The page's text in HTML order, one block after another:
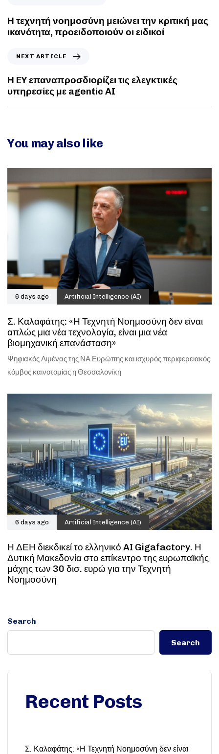
Η τεχνητή νοημοσύνη μειώνει την κριτική μας
ικανότητα, προειδοποιούν οι ειδικοί
NEXT ARTICLE
Η EY επαναπροσδιορίζει τις ελεγκτικές
υπηρεσίες με agentic AI
You may also like
6 days ago Artificial Intelligence (AI)
Σ. Καλαφάτης: «Η Τεχνητή Νοημοσύνη δεν είναι
απλώς μια νέα τεχνολογία, είναι μια νέα
βιομηχανική επανάσταση»
Ψηφιακός Λιμένας της ΝΑ Ευρώπης και ισχυρός περιφερειακός
κόμβος καινοτομίας η Θεσσαλονίκη
6 days ago Artificial Intelligence (AI)
Η ΔΕΗ διεκδικεί το ελληνικό AI Gigafactory. Η
Δυτική Μακεδονία στο επίκεντρο της ευρωπαϊκής
μάχης των 30 δισ. ευρώ για την Τεχνητή
Νοημοσύνη
Search
Search
Recent Posts
Σ. Καλαφάτης: «Η Τεχνητή Νοημοσύνη δεν είναι